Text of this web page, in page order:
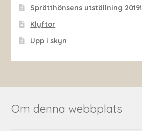
Sprätthönsens utställning 2019!
Klyftor
Upp i skyn
Om denna webbplats